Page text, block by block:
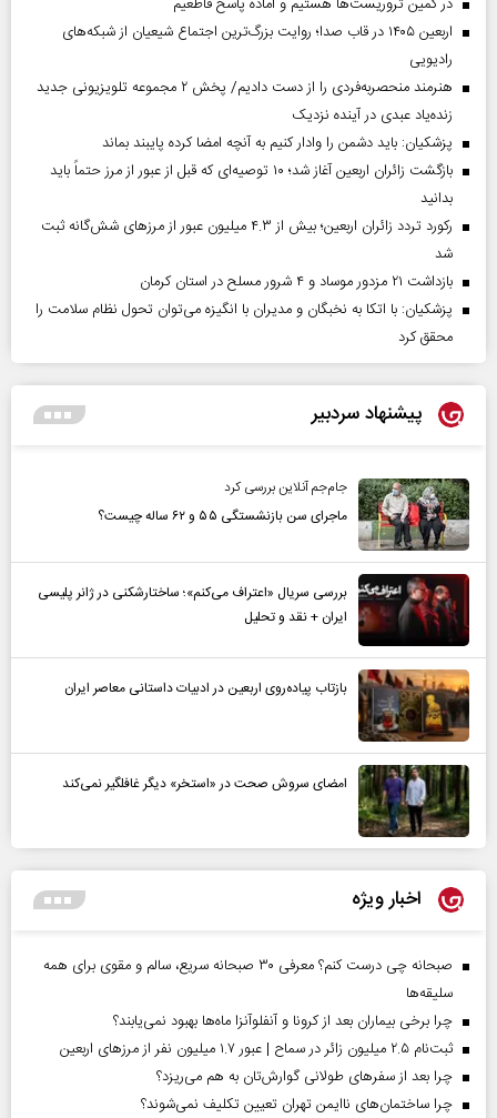
اربعین ۱۴۰۵ در قاب صدا؛ روایت بزرگ‌ترین اجتماع شیعیان از شبکه‌های
رادیویی
هنرمند منحصر‌به‌فردی را از دست دادیم/ پخش ۲ مجموعه تلویزیونی جدید
زنده‌یاد عبدی در آینده نزدیک
پزشکیان: باید دشمن را وادار کنیم به آنچه امضا کرده پایبند بماند
بازگشت زائران اربعین آغاز شد؛ ۱۰ توصیه‌ای که قبل از عبور از مرز حتماً باید
بدانید
رکورد تردد زائران اربعین؛ بیش از ۴.۳ میلیون عبور از مرزهای شش‌گانه ثبت
شد
بازداشت ۲۱ مزدور موساد و ۴ شرور مسلح در استان کرمان
پزشکیان: با اتکا به نخبگان و مدیران با انگیزه می‌توان تحول نظام سلامت را
محقق کرد
پیشنهاد سردبیر
جام‌جم آنلاین بررسی کرد
ماجرای سن بازنشستگی ۵۵ و ۶۲ ساله چیست؟
بررسی سریال «اعتراف می‌کنم»؛ ساختارشکنی در ژانر پلیسی
ایران + نقد و تحلیل
بازتاب پیاده‌روی اربعین در ادبیات داستانی معاصر ایران
امضای سروش صحت در «استخر» دیگر غافلگیر نمی‌کند
اخبار ویژه
صبحانه چی درست کنم؟ معرفی ۳۰ صبحانه سریع، سالم و مقوی برای همه
سلیقه‌ها
چرا برخی بیماران بعد از کرونا و آنفلوآنزا ماه‌ها بهبود نمی‌یابند؟
ثبت‌نام ۲.۵ میلیون زائر در سماح | عبور ۱.۷ میلیون نفر از مرز‌های اربعین
چرا بعد از سفرهای طولانی گوارش‌تان به هم می‌ریزد؟
چرا ساختمان‌های ناایمن تهران تعیین تکلیف نمی‌شوند؟